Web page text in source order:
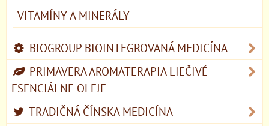
VITAMÍNY A MINERÁLY
BIOGROUP BIOINTEGROVANÁ MEDICÍNA
PRIMAVERA AROMATERAPIA LIEČIVÉ
ESENCIÁLNE OLEJE
TRADIČNÁ ČÍNSKA MEDICÍNA